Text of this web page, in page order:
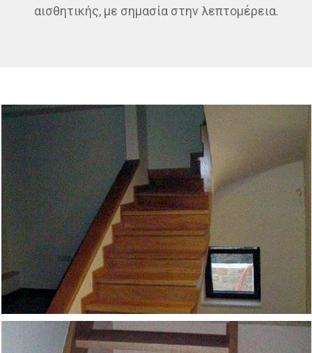
αισθητικής, με σημασία στην λεπτομέρεια.